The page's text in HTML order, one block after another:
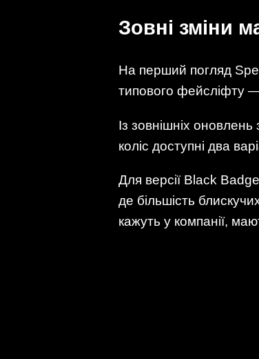
Зовні зміни
На перший погляд
типового фейсліфту
Із зовнішніх
коліс доступні два
Для версії Black
де більшість
кажуть у компанії,